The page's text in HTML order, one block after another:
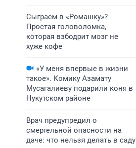
Сыграем в «Ромашку»?
Простая головоломка,
которая взбодрит мозг не
хуже кофе
«У меня впервые в жизни
такое». Комику Азамату
Мусагалиеву подарили коня в
Нукутском районе
Врач предупредил о
смертельной опасности на
даче: что нельзя делать в саду